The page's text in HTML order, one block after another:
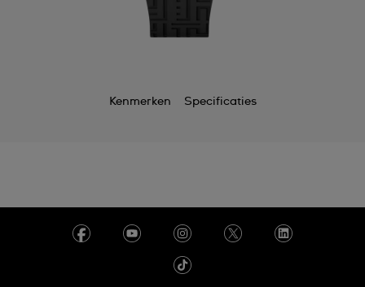
Kenmerken Specificaties